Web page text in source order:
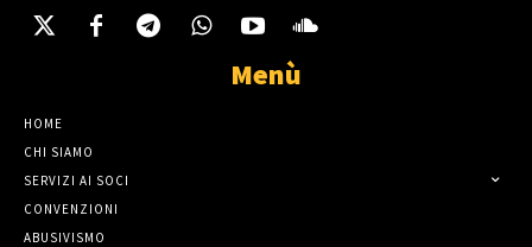
Menù
HOME
CHI SIAMO
SERVIZI AI SOCI
CONVENZIONI
ABUSIVISMO